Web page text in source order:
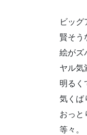
ビッグ
賢そう
絵がズ
ヤル気
明るく
気くば
おっと
等々。